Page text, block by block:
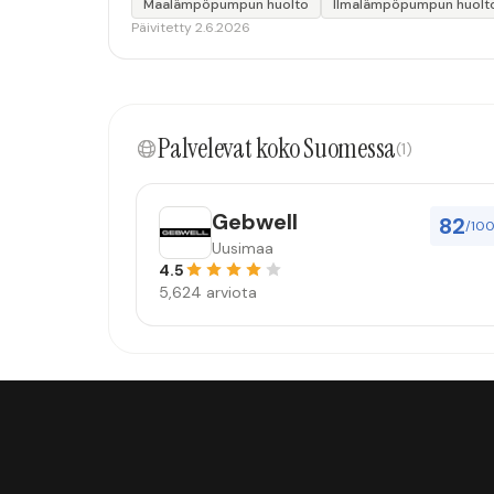
Maalämpöpumpun huolto Ilmalämpöpumpun
Päivitetty 2.6.2026
Palvelevat koko Suomessa(1)
82/100
Gebwell
Uusimaa
4.5
5,624 arviota